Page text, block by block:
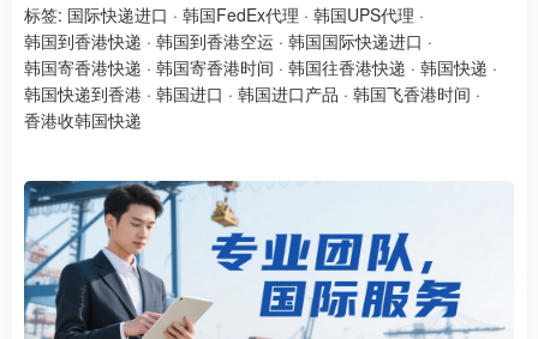
标签: 国际快递进口 · 韩国FedEx代理 · 韩国UPS代理 ·
韩国到香港快递 · 韩国到香港空运 · 韩国国际快递进口 ·
韩国寄香港快递 · 韩国寄香港时间 · 韩国往香港快递 · 韩国快递 ·
韩国快递到香港 · 韩国进口 · 韩国进口产品 · 韩国飞香港时间 ·
香港收韩国快递